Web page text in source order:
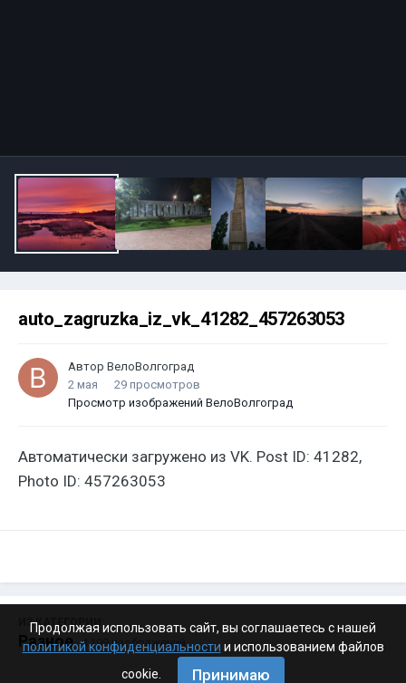
auto_zagruzka_iz_vk_41282_457263053
Автор ВелоВолгоград
2 мая
29 просмотров
Просмотр изображений ВелоВолгоград
Автоматически загружено из VK. Post ID: 41282,
Photo ID: 457263053
ИЗ КАТЕГОРИИ:
Разное · 4 199 изображений
Продолжая использовать сайт, вы соглашаетесь с нашей
политикой конфиденциальности и использованием файлов
cookie.
Принимаю